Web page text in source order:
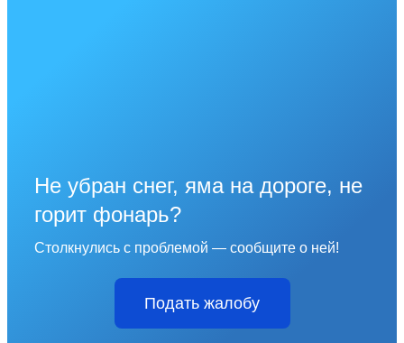
Не убран снег, яма на дороге, не
горит фонарь?
Столкнулись с проблемой — сообщите о ней!
Подать жалобу